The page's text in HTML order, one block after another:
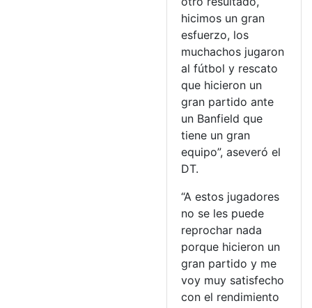
hicimos un gran
esfuerzo, los
muchachos jugaron
al fútbol y rescato
que hicieron un
gran partido ante
un Banfield que
tiene un gran
equipo”, aseveró el
DT.
“A estos jugadores
no se les puede
reprochar nada
porque hicieron un
gran partido y me
voy muy satisfecho
con el rendimiento